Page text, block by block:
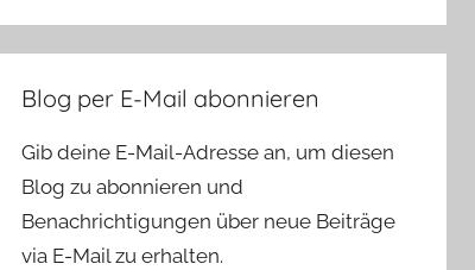
Blog per E-Mail abonnieren
Gib deine E-Mail-Adresse an, um diesen
Blog zu abonnieren und
Benachrichtigungen über neue Beiträge
via E-Mail zu erhalten.